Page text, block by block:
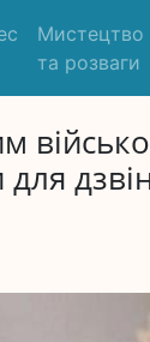
Мистецтво
та розваги